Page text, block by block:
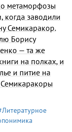
метаморфозы
когда заводили
Семикаракор.
Борису
— та же
на полках, и
и пи­тие на